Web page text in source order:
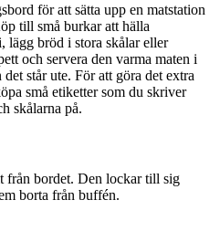
för att sätta upp en matstation
till små burkar att hälla
lägg bröd i stora skålar eller
och servera den varma maten i
står ute. För att göra det extra
små etiketter som du skriver
skålarna på.
från bordet. Den lockar till sig
borta från buffén.